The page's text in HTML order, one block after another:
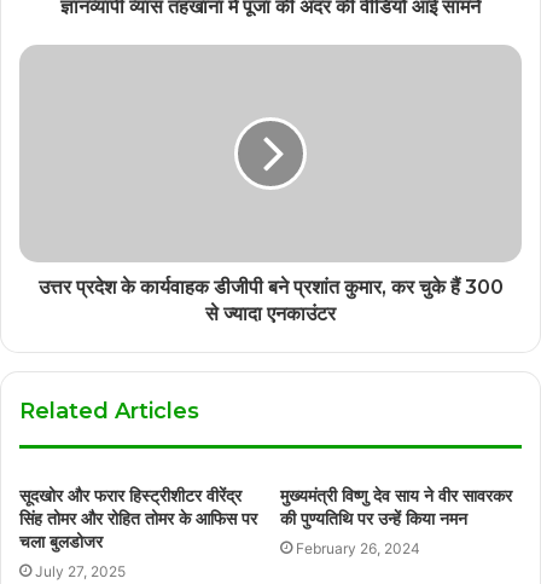
ज्ञानव्यापी व्यास तहखाना में पूजा की अंदर की वीडियो आई सामने
उत्तर प्रदेश के कार्यवाहक डीजीपी बने प्रशांत कुमार, कर चुके हैं 300
से ज्यादा एनकाउंटर
Related Articles
सूदखोर और फरार हिस्ट्रीशीटर वीरेंद्र
सिंह तोमर और रोहित तोमर के आफिस पर
चला बुलडोजर
July 27, 2025
मुख्यमंत्री विष्णु देव साय ने वीर सावरकर
की पुण्यतिथि पर उन्हें किया नमन
February 26, 2024